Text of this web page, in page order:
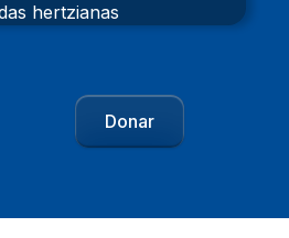
hertzianas
Donar